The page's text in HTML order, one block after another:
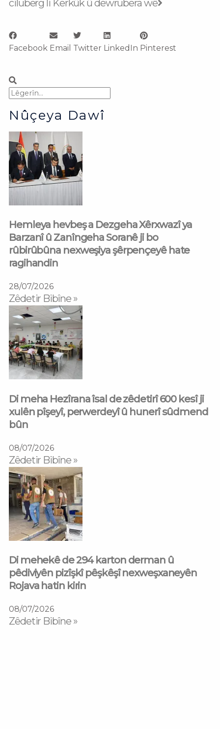
ciluberg li Kerkûk û dewrubera wê
Facebook Email Twitter LinkedIn Pinterest
Search
Nûçeya Dawî
Hemleya hevbeş a Dezgeha Xêrxwazî ya
Barzanî û Zanîngeha Soranê ji bo
rûbirûbûna nexweşiya şêrpençeyê hate
ragihandin
28/07/2026
Zêdetir Bibîne »
Di meha Hezîrana îsal de zêdetirî 600 kesî ji
xulên pîşeyî, perwerdeyî û hunerî sûdmend
bûn
08/07/2026
Zêdetir Bibîne »
Di mehekê de 294 karton derman û
pêdiviyên pizîşkî pêşkêşî nexweşxaneyên
Rojava hatin kirin
08/07/2026
Zêdetir Bibîne »